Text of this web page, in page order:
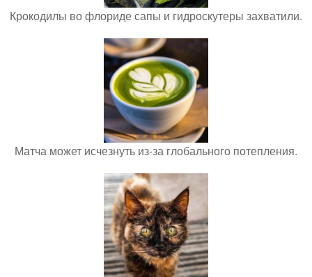
Крокодилы во флориде сапы и гидроскутеры захватили.
Матча может исчезнуть из-за глобального потепления.